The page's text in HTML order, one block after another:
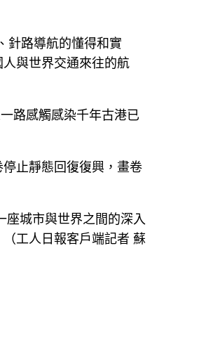
針路導航的懂得和實
與世界交通來往的航
路感觸感染千年古港已
止靜態回復復興，畫卷
座城市與世界之間的深入
工人日報客戶端記者 蘇